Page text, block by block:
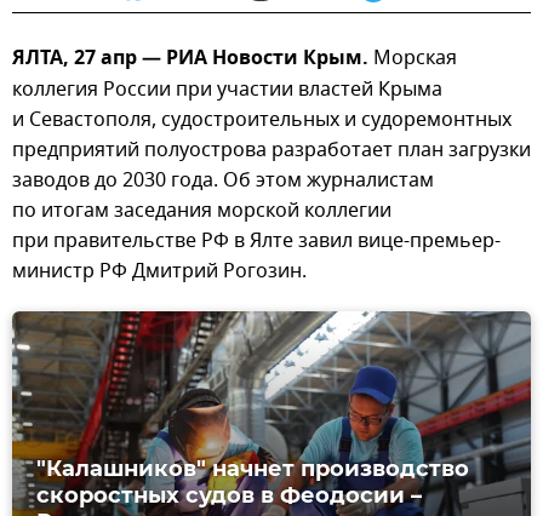
ЯЛТА, 27 апр — РИА Новости Крым. Морская
коллегия России при участии властей Крыма
и Севастополя, судостроительных и судоремонтных
предприятий полуострова разработает план загрузки
заводов до 2030 года. Об этом журналистам
по итогам заседания морской коллегии
при правительстве РФ в Ялте завил вице-премьер-
министр РФ Дмитрий Рогозин.
"Калашников" начнет производство
скоростных судов в Феодосии –